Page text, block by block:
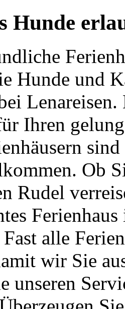
Hunde
Hunde und
Lenareisen.
Ihren
Ob
Rudel
alle
wir Sie
unseren